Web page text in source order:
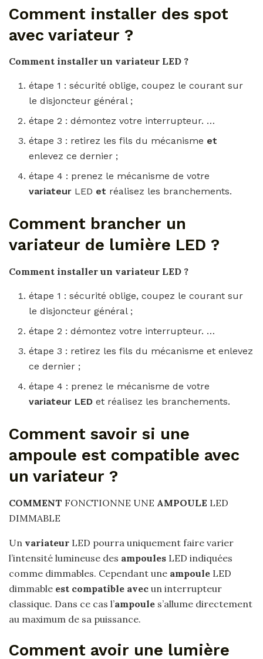
Comment installer des spot
avec variateur ?
Comment installer un variateur LED ?
étape 1 : sécurité oblige, coupez le courant sur
le disjoncteur général ;
étape 2 : démontez votre interrupteur. …
étape 3 : retirez les fils du mécanisme et
enlevez ce dernier ;
étape 4 : prenez le mécanisme de votre
variateur LED et réalisez les branchements.
Comment brancher un
variateur de lumière LED ?
Comment installer un variateur LED ?
étape 1 : sécurité oblige, coupez le courant sur
le disjoncteur général ;
étape 2 : démontez votre interrupteur. …
étape 3 : retirez les fils du mécanisme et enlevez
ce dernier ;
étape 4 : prenez le mécanisme de votre
variateur LEDet réalisez les branchements.
Comment savoir si une
ampoule est compatible avec
un variateur ?
COMMENT FONCTIONNE UNE AMPOULE LED
DIMMABLE
Un variateur LED pourra uniquement faire varier
l’intensité lumineuse des ampoules LED indiquées
comme dimmables. Cependant une ampoule LED
dimmable est compatible avec un interrupteur
classique. Dans ce cas l’ampoule s’allume directement
au maximum de sa puissance.
Comment avoir une lumière